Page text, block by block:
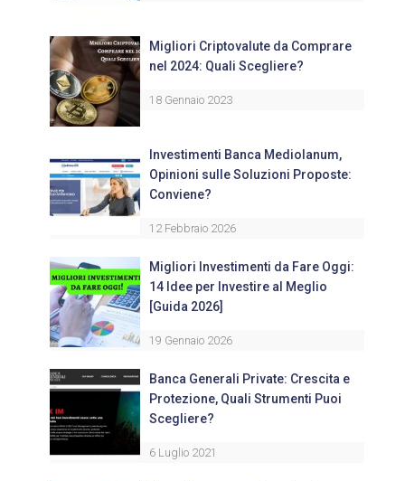
Migliori Criptovalute da Comprare
nel 2024: Quali Scegliere?
18 Gennaio 2023
Investimenti Banca Mediolanum,
Opinioni sulle Soluzioni Proposte:
Conviene?
12 Febbraio 2026
Migliori Investimenti da Fare Oggi:
14 Idee per Investire al Meglio
[Guida 2026]
19 Gennaio 2026
Banca Generali Private: Crescita e
Protezione, Quali Strumenti Puoi
Scegliere?
6 Luglio 2021